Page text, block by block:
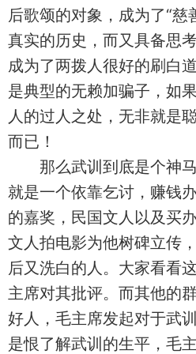
后歌颂的对象，成为了“慈
真实的历史，而又具备思
成为了两拨人很好的刷白
是典型的无赖加骗子，如
人的过人之处，无非就是
而已！
那么武训到底是个神马
就是一个依靠乞讨，赚钱
的嘉奖，民国文人以及买
文人拍电影为他树碑立传
后又洗白的人。大家看看
主席对其批评。而其他的
好人，毛主席发起对于武
是恨了解武训的生平，毛